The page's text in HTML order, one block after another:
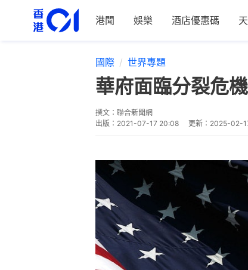
港聞 娛樂 酒店優惠碼
國際 世界專題
華府面臨分裂危
撰文： 聯合新聞網
出版： 2021-07-17 20:08 更新： 2025-02-